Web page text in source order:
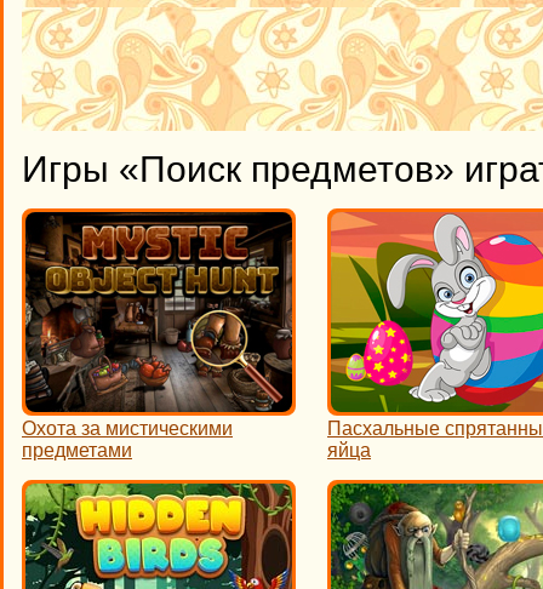
Игры «Поиск предметов»
Охота за мистическими
предметами
Пасхальные
яйца